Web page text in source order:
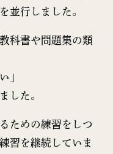
並行しました。
科書や問題集の類
」
した。
ための練習をしつ
習を継続していま